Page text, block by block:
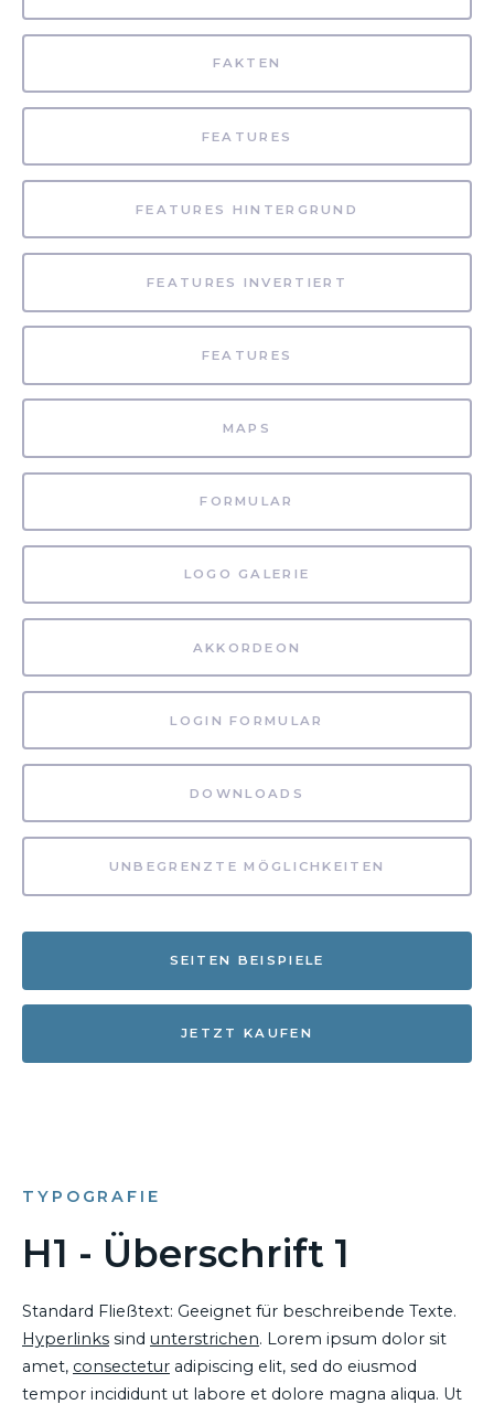
FAKTEN
FEATURES
FEATURES HINTERGRUND
FEATURES INVERTIERT
FEATURES
MAPS
FORMULAR
LOGO GALERIE
AKKORDEON
LOGIN FORMULAR
DOWNLOADS
UNBEGRENZTE MÖGLICHKEITEN
SEITEN BEISPIELE
JETZT KAUFEN
TYPOGRAFIE
H1 - Überschrift 1
Standard Fließtext: Geeignet für beschreibende Texte.
Hyperlinks sind unterstrichen. Lorem ipsum dolor sit
amet, consectetur adipiscing elit, sed do eiusmod
tempor incididunt ut labore et dolore magna aliqua. Ut